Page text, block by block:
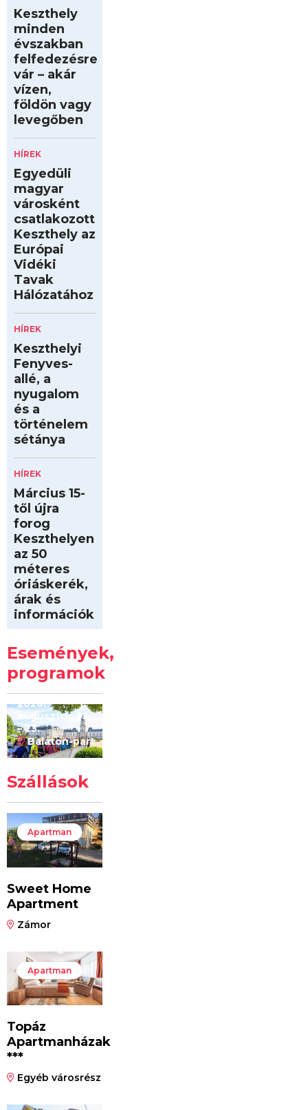
Keszthely
minden
évszakban
felfedezésre
vár – akár
vízen,
földön vagy
levegőben
HÍREK
Egyedüli
magyar
városként
csatlakozott
Keszthely az
Európai
Vidéki
Tavak
Hálózatához
HÍREK
Keszthelyi
Fenyves-
allé, a
nyugalom
és a
történelem
sétánya
HÍREK
Március 15-
től újra
forog
Keszthelyen
az 50
méteres
óriáskerék,
árak és
információk
Események,
programok
Kilóméterek
2026
2026.
augusztus 22
– 23.
Balaton-part
Szállások
Apartman
Sweet Home
Apartment
Zámor
Apartman
Topáz
Apartmanházak
***
Egyéb városrész